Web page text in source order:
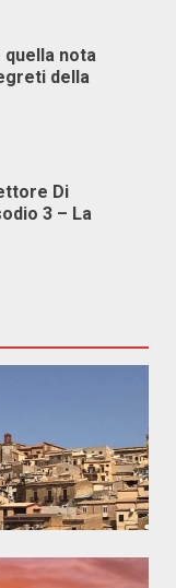
nota
della
Di
3 – La